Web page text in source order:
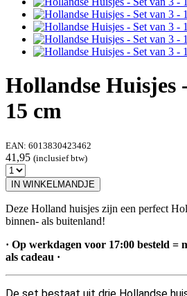
Hollandse Huisjes
15 cm
EAN: 6013830423462
41,95 (inclusief btw)
IN WINKELMANDJE
Deze Holland huisjes zijn een perfect
binnen- als buitenland!
· Op werkdagen voor 17:00 besteld =
als cadeau ·